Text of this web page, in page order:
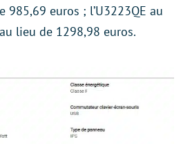
985,69 euros ; l’U3223QE au
lieu de 1298,98 euros.